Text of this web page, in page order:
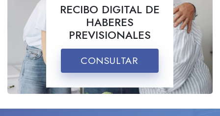
RECIBO DIGITAL DE
HABERES
PREVISIONALES
CONSULTAR